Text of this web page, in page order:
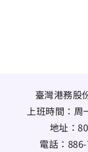
臺灣港務股
上班時間：
地址：
電話：